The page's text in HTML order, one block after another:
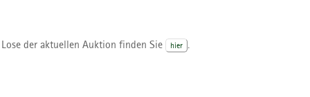
der aktuellen Auktion finden Sie hier